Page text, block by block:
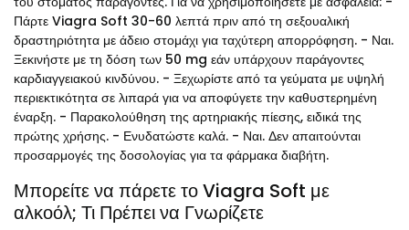
Πάρτε Viagra Soft 30-60 λεπτά πριν από τη σεξουαλική
δραστηριότητα με άδειο στομάχι για ταχύτερη απορρόφηση. - Ναι.
Ξεκινήστε με τη δόση των 50 mg εάν υπάρχουν παράγοντες
καρδιαγγειακού κινδύνου. - Ξεχωρίστε από τα γεύματα με υψηλή
περιεκτικότητα σε λιπαρά για να αποφύγετε την καθυστερημένη
έναρξη. - Παρακολούθηση της αρτηριακής πίεσης, ειδικά της
πρώτης χρήσης. - Ενυδατώστε καλά. - Ναι. Δεν απαιτούνται
προσαρμογές της δοσολογίας για τα φάρμακα διαβήτη.
Μπορείτε να πάρετε το Viagra Soft με
αλκοόλ; Τι Πρέπει να Γνωρίζετε